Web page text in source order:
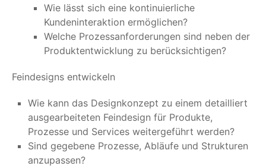
Wie lässt sich eine kontinuierliche
Kundeninteraktion ermöglichen?
Welche Prozessanforderungen sind neben der
Produktentwicklung zu berücksichtigen?
Feindesigns entwickeln
Wie kann das Designkonzept zu einem detailliert
ausgearbeiteten Feindesign für Produkte,
Prozesse und Services weitergeführt werden?
Sind gegebene Prozesse, Abläufe und Strukturen
anzupassen?